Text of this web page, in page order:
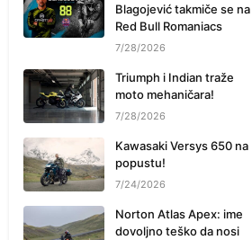
Blagojević takmiče se na
Red Bull Romaniacs
7/28/2026
Triumph i Indian traže
moto mehaničara!
7/28/2026
Kawasaki Versys 650 na
popustu!
7/24/2026
Norton Atlas Apex: ime
dovoljno teško da nosi